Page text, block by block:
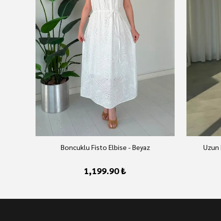
Boncuklu Fisto Elbise - Beyaz
1,199.90 ₺
Uzun